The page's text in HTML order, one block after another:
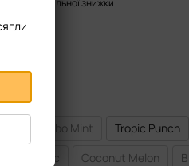
Turbo Mint Tropic Punch
Energetic Coconut Melon